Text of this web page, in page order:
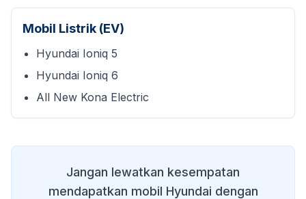
Mobil Listrik (EV)
Hyundai Ioniq 5
Hyundai Ioniq 6
All New Kona Electric
Jangan lewatkan kesempatan
mendapatkan mobil Hyundai dengan